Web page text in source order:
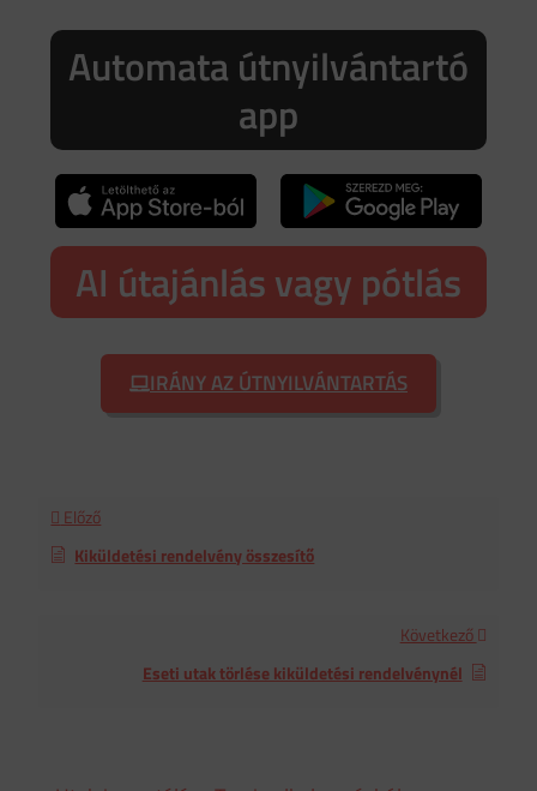
Automata útnyilvántartó
app
AI útajánlás vagy pótlás
IRÁNY AZ ÚTNYILVÁNTARTÁS
Előző
Kiküldetési rendelvény összesítő
Következő
Eseti utak törlése kiküldetési rendelvénynél